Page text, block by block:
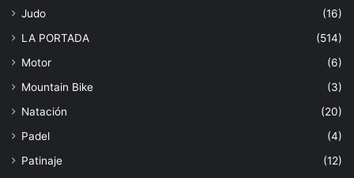
Judo
(16)
LA PORTADA
(514)
Motor
(6)
Mountain Bike
(3)
Natación
(20)
Padel
(4)
Patinaje
(12)